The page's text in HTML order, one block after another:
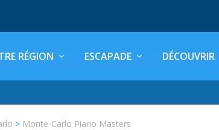
RÉGION ESCAPADE DÉCOUVRIR
> Monte-Carlo Piano Masters